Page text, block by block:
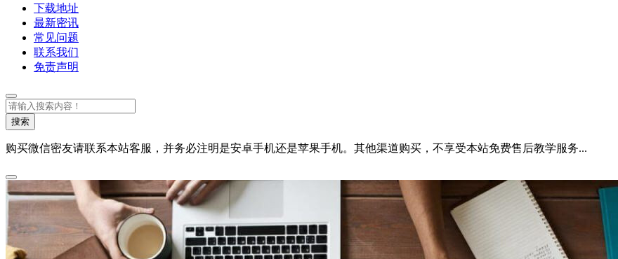
下载地址
最新密讯
常见问题
联系我们
免责声明
搜
索搜索
购买微信密友请联系本站客服，并务必注明是安卓手机还是苹果手机。其他渠道购买，不享受本站免费售后教学服务...